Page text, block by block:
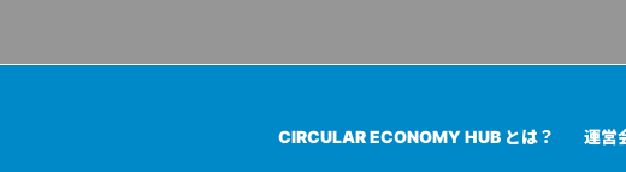
CIRCULAR ECONOMY HUB とは？ 運営